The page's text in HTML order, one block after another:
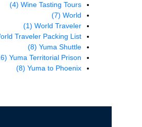
Wine Tasting Tours
(4)
World
(7)
World Traveler
(1)
Traveler Packing List
Yuma Shuttle
(8)
Yuma Territorial Prison
Yuma to Phoenix
(8)